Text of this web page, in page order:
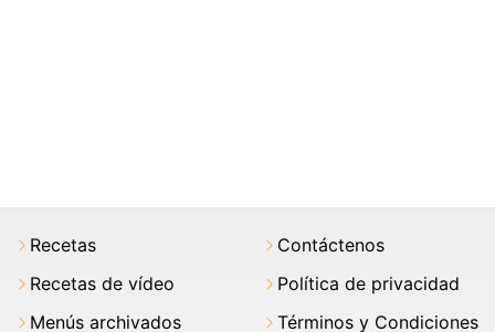
Recetas
Recetas de vídeo
Menús archivados
Contáctenos
Política de privacidad
Términos y Condiciones